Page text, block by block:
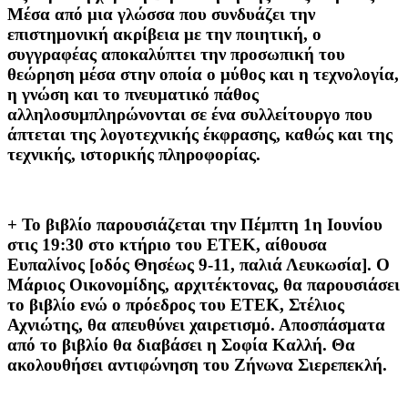
Μέσα από μια γλώσσα που συνδυάζει την
επιστημονική ακρίβεια με την ποιητική, ο
συγγραφέας αποκαλύπτει την προσωπική του
θεώρηση μέσα στην οποία ο μύθος και η τεχνολογία,
η γνώση και το πνευματικό πάθος
αλληλοσυμπληρώνονται σε ένα συλλείτουργο που
άπτεται της λογοτεχνικής έκφρασης, καθώς και της
τεχνικής, ιστορικής πληροφορίας.
+ Το βιβλίο παρουσιάζεται την Πέμπτη 1η Ιουνίου
στις 19:30 στο κτήριο του ΕΤΕΚ, αίθουσα
Ευπαλίνος [οδός Θησέως 9-11, παλιά Λευκωσία]. Ο
Μάριος Οικονομίδης, αρχιτέκτονας, θα παρουσιάσει
το βιβλίο ενώ ο πρόεδρος του ΕΤΕΚ, Στέλιος
Αχνιώτης, θα απευθύνει χαιρετισμό. Αποσπάσματα
από το βιβλίο θα διαβάσει η Σοφία Καλλή. Θα
ακολουθήσει αντιφώνηση του Ζήνωνα Σιερεπεκλή.